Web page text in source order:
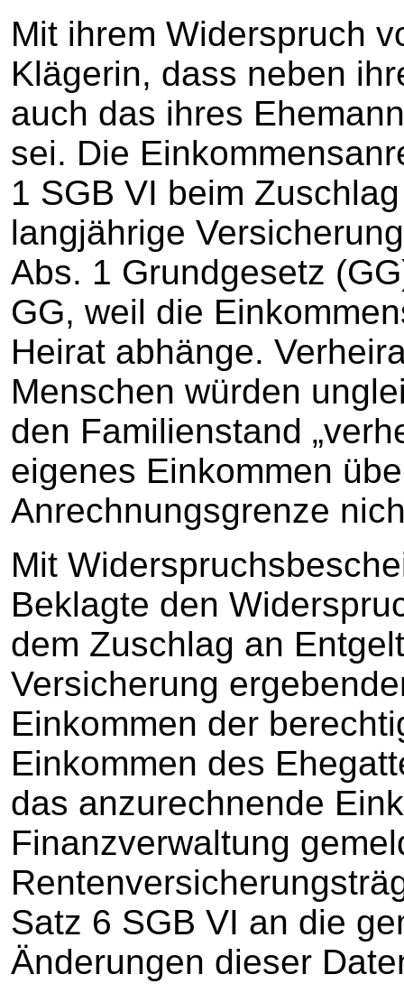
Mit ihrem Widerspruch
Klägerin, dass neben
auch das ihres
sei. Die
1 SGB VI beim
langjährige
Abs. 1 Grundgesetz
GG, weil die
Heirat abhänge.
Menschen würden
den Familienstand
eigenes Einkommen
Anrechnungsgrenze
Mit
Beklagte den
dem Zuschlag an
Versicherung
Einkommen der
Einkommen des
das anzurechnende
Finanzverwaltung
Satz 6 SGB VI an die
Änderungen dieser